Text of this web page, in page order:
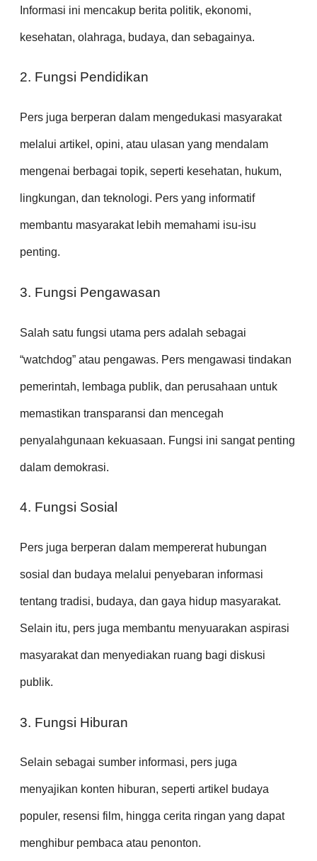
Informasi ini mencakup berita politik, ekonomi,
kesehatan, olahraga, budaya, dan sebagainya.
2. Fungsi Pendidikan
Pers juga berperan dalam mengedukasi masyarakat
melalui artikel, opini, atau ulasan yang mendalam
mengenai berbagai topik, seperti kesehatan, hukum,
lingkungan, dan teknologi. Pers yang informatif
membantu masyarakat lebih memahami isu-isu
penting.
3. Fungsi Pengawasan
Salah satu fungsi utama pers adalah sebagai
“watchdog” atau pengawas. Pers mengawasi tindakan
pemerintah, lembaga publik, dan perusahaan untuk
memastikan transparansi dan mencegah
penyalahgunaan kekuasaan. Fungsi ini sangat penting
dalam demokrasi.
4. Fungsi Sosial
Pers juga berperan dalam mempererat hubungan
sosial dan budaya melalui penyebaran informasi
tentang tradisi, budaya, dan gaya hidup masyarakat.
Selain itu, pers juga membantu menyuarakan aspirasi
masyarakat dan menyediakan ruang bagi diskusi
publik.
3. Fungsi Hiburan
Selain sebagai sumber informasi, pers juga
menyajikan konten hiburan, seperti artikel budaya
populer, resensi film, hingga cerita ringan yang dapat
menghibur pembaca atau penonton.